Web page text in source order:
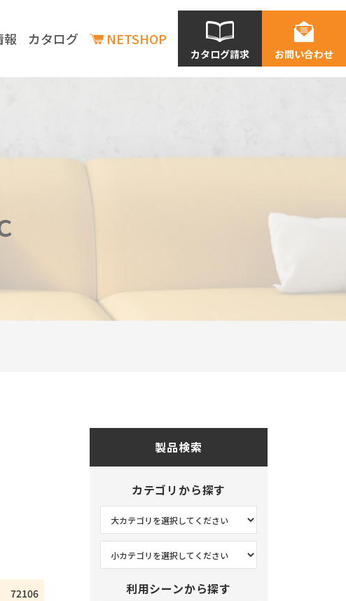
報 カタログ NETSHOP
カタログ請求 お問い合わせ
新商品情報
在庫状況の確認
オフィス
72106
製品検索
カテゴリから探す
利用シーンから探す